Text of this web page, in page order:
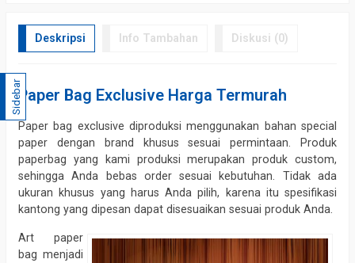
Deskripsi Info Tambahan Diskusi (0)
Paper Bag Exclusive Harga Termurah
Paper bag exclusive diproduksi menggunakan bahan special
paper dengan brand khusus sesuai permintaan. Produk
paperbag yang kami produksi merupakan produk custom,
sehingga Anda bebas order sesuai kebutuhan. Tidak ada
ukuran khusus yang harus Anda pilih, karena itu spesifikasi
kantong yang dipesan dapat disesuaikan sesuai produk Anda.
Art paper
bag menjadi
Sidebar